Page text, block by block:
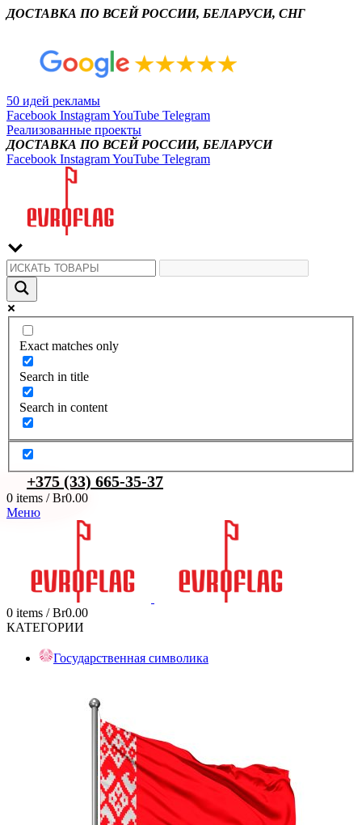
ДОСТАВКА ПО ВСЕЙ РОССИИ, БЕЛАРУСИ, СНГ
50 идей рекламы
Facebook InstagramYouTube Telegram
Реализованные проекты
ДОСТАВКА ПО ВСЕЙ РОССИИ, БЕЛАРУСИ
Facebook InstagramYouTube Telegram
Exact matches only
Search in title
Search in content
+375 (33) 665-35-37
0 items / Br0.00
Меню
0 items / Br0.00
КАТЕГОРИИ
Государственная символика